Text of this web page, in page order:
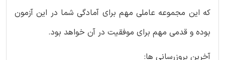
که این مجموعه عاملی مهم برای آمادگی شما در این آزمون
بوده و قدمی مهم برای موفقیت در آن خواهد بود.
آخرین بروزرسانی ها: